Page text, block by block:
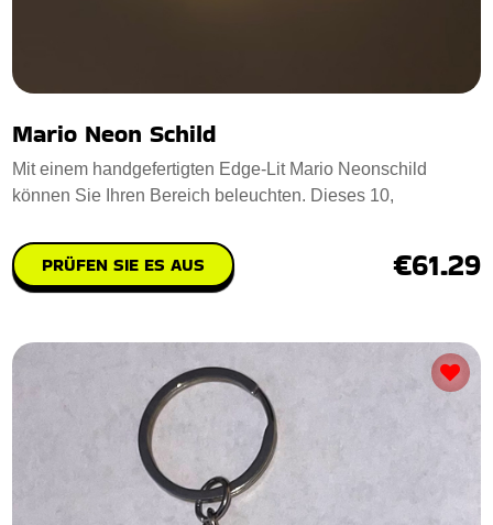
Mario Neon Schild
Mit einem handgefertigten Edge-Lit Mario Neonschild
können Sie Ihren Bereich beleuchten. Dieses 10,
PRÜFEN SIE ES AUS €61.29